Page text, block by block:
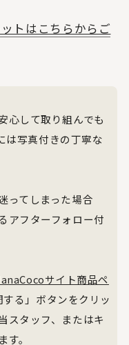
トはこちらからご
心して取り組んでも
は写真付きの丁寧な
ってしまった場合
アフターフォロー付
サイト商品ペ
る」ボタンをクリッ
スタッフ、またはキ
。